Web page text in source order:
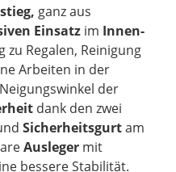
ganz aus
Einsatz im Innen-
zu Regalen, Reinigung
Arbeiten in der
der
dank den zwei
Sicherheitsgurtam
Ausleger mit
bessere Stabilität.